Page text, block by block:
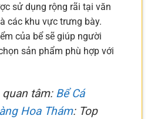
sử dụng rộng rãi tại văn
các khu vực trưng bày.
của bể sẽ giúp người
sản phẩm phù hợp với
quan tâm: Bể Cá
Hoa Thám: Top